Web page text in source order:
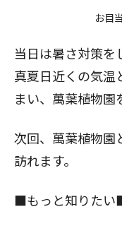
お目
当日は暑さ対策を
真夏日近くの気温
まい、萬葉植物園
次回、萬葉植物園
訪れます。
■もっと知りた